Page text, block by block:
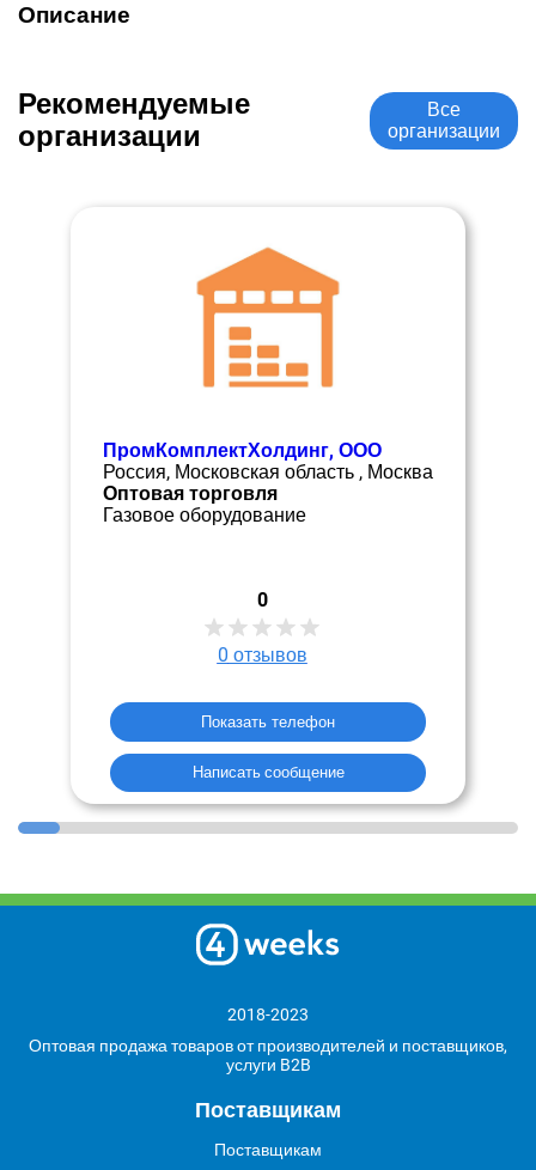
Описание
Рекомендуемые
организации
Все
организации
ПромКомплектХолдинг, ООО
Россия, Московская область , Москва
Оптовая торговля
Газовое оборудование
0
0 отзывов
Показать телефон
Написать сообщение
2018-2023
Оптовая продажа товаров от производителей и поставщиков,
услуги B2B
Поставщикам
Поставщикам